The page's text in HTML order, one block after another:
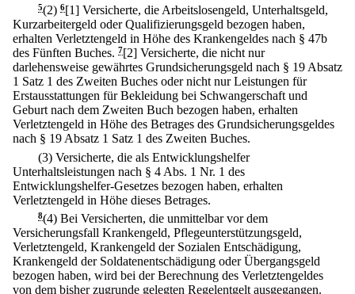
5(2) 6[1] Versicherte, die Arbeitslosengeld, Unterhaltsgeld,
Kurzarbeitergeld oder Qualifizierungsgeld bezogen haben,
erhalten Verletztengeld in Höhe des Krankengeldes nach § 47b
des Fünften Buches. 7[2] Versicherte, die nicht nur
darlehensweise gewährtes Grundsicherungsgeld nach § 19 Absatz
1 Satz 1 des Zweiten Buches oder nicht nur Leistungen für
Erstausstattungen für Bekleidung bei Schwangerschaft und
Geburt nach dem Zweiten Buch bezogen haben, erhalten
Verletztengeld in Höhe des Betrages des Grundsicherungsgeldes
nach § 19 Absatz 1 Satz 1 des Zweiten Buches.
(3) Versicherte, die als Entwicklungshelfer
Unterhaltsleistungen nach § 4 Abs. 1 Nr. 1 des
Entwicklungshelfer-Gesetzes bezogen haben, erhalten
Verletztengeld in Höhe dieses Betrages.
8(4) Bei Versicherten, die unmittelbar vor dem
Versicherungsfall Krankengeld, Pflegeunterstützungsgeld,
Verletztengeld, Krankengeld der Sozialen Entschädigung,
Krankengeld der Soldatenentschädigung oder Übergangsgeld
bezogen haben, wird bei der Berechnung des Verletztengeldes
von dem bisher zugrunde gelegten Regelentgelt ausgegangen.